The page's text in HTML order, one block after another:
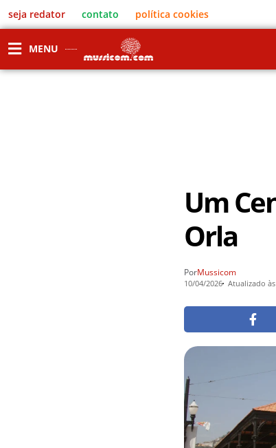
seja redator contato política cookies
MENU
Um
Orla
PorMussicom
10/04/2026 Atualizado